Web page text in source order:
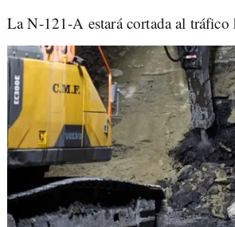
La N-121-A estará cortada al tráfico